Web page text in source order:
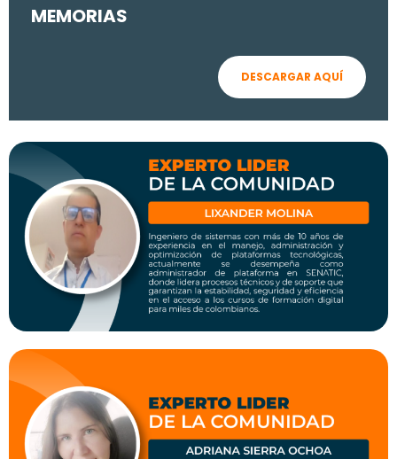
MEMORIAS
DESCARGAR AQUÍ